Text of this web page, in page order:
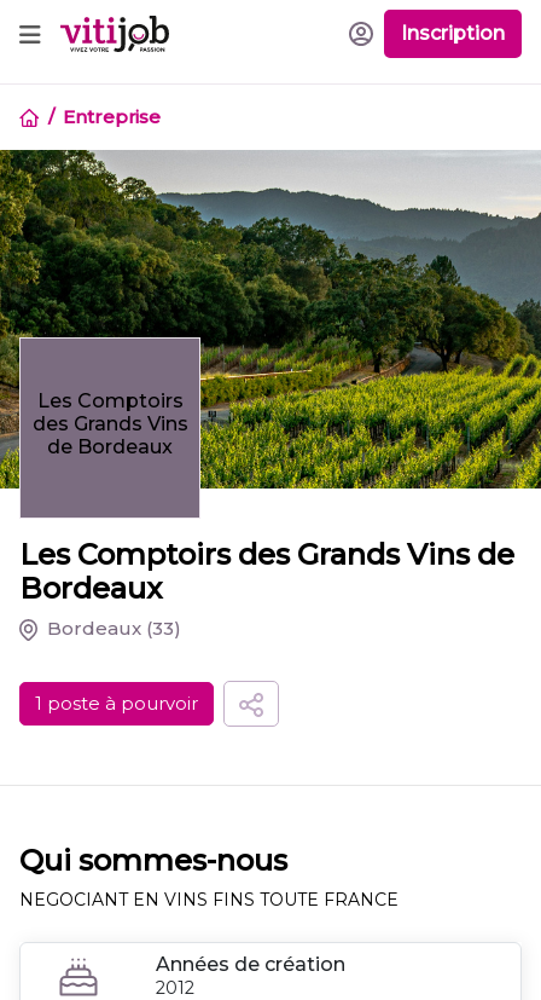
Inscription
Entreprise
Les Comptoirs
des Grands Vins
de Bordeaux
Les Comptoirs des Grands Vins de
Bordeaux
Bordeaux (33)
1 poste à pourvoir
Qui sommes-nous
NEGOCIANT EN VINS FINS TOUTE FRANCE
Années de création
2012